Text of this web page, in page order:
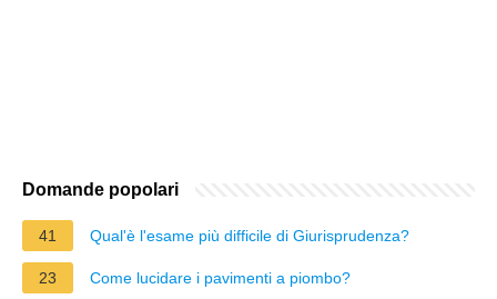
Domande popolari
41 Qual'è l'esame più difficile di Giurisprudenza?
23 Come lucidare i pavimenti a piombo?